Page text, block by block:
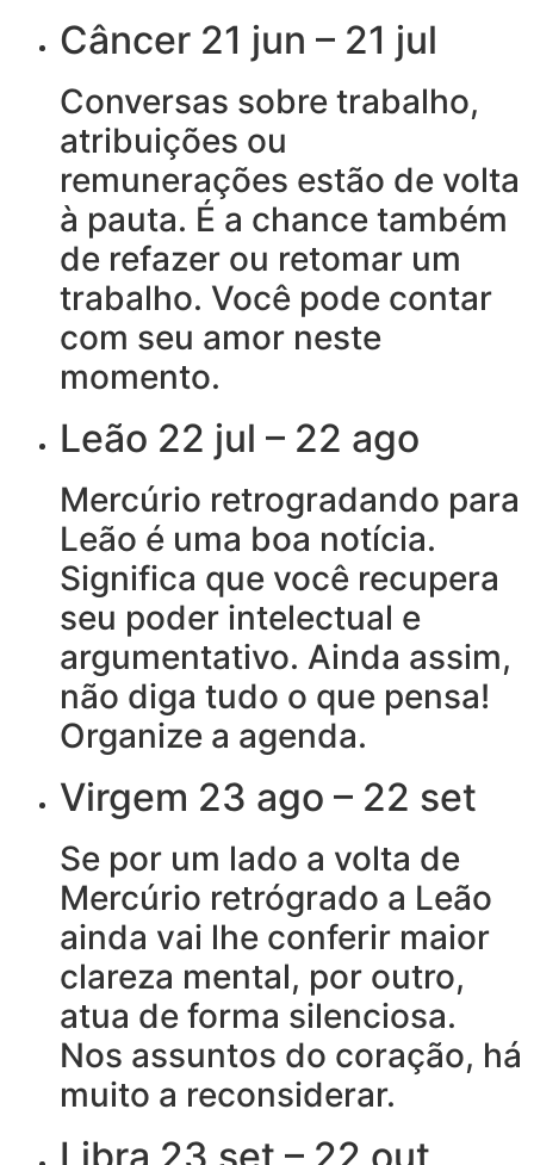
Câncer 21 jun – 21 jul
Conversas sobre trabalho,
atribuições ou
remunerações estão de volta
à pauta. É a chance também
de refazer ou retomar um
trabalho. Você pode contar
com seu amor neste
momento.
Leão 22 jul – 22 ago
Mercúrio retrogradando para
Leão é uma boa notícia.
Significa que você recupera
seu poder intelectual e
argumentativo. Ainda assim,
não diga tudo o que pensa!
Organize a agenda.
Virgem 23 ago – 22 set
Se por um lado a volta de
Mercúrio retrógrado a Leão
ainda vai lhe conferir maior
clareza mental, por outro,
atua de forma silenciosa.
Nos assuntos do coração, há
muito a reconsiderar.